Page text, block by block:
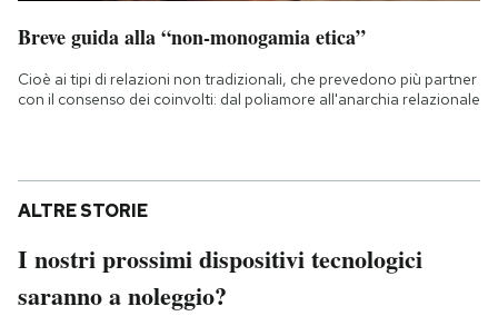
Breve guida alla “non-monogamia etica”
Cioè ai tipi di relazioni non tradizionali, che prevedono più partner
con il consenso dei coinvolti: dal poliamore all'anarchia relazionale
ALTRE STORIE
I nostri prossimi dispositivi tecnologici
saranno a noleggio?